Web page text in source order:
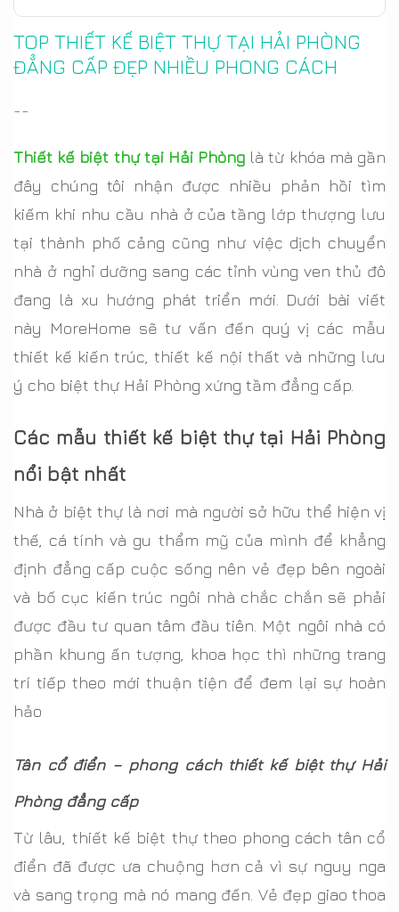
TOP THIẾT KẾ BIỆT THỰ TẠI HẢI PHÒNG
ĐẲNG CẤP ĐẸP NHIỀU PHONG CÁCH
--
Thiết kế biệt thự tại Hải Phòng là từ khóa mà gần
đây chúng tôi nhận được nhiều phản hồi tìm
kiếm khi nhu cầu nhà ở của tầng lớp thượng lưu
tại thành phố cảng cũng như việc dịch chuyển
nhà ở nghỉ dưỡng sang các tỉnh vùng ven thủ đô
đang là xu hướng phát triển mới. Dưới bài viết
này MoreHome sẽ tư vấn đến quý vị các mẫu
thiết kế kiến trúc, thiết kế nội thất và những lưu
ý cho biệt thự Hải Phòng xứng tầm đẳng cấp.
Các mẫu thiết kế biệt thự tại Hải Phòng
nổi bật nhất
Nhà ở biệt thự là nơi mà người sở hữu thể hiện vị
thế, cá tính và gu thẩm mỹ của mình để khẳng
định đẳng cấp cuộc sống nên vẻ đẹp bên ngoài
và bố cục kiến trúc ngôi nhà chắc chắn sẽ phải
được đầu tư quan tâm đầu tiên. Một ngôi nhà có
phần khung ấn tượng, khoa học thì những trang
trí tiếp theo mới thuận tiện để đem lại sự hoàn
hảo
Tân cổ điển – phong cách thiết kế biệt thự Hải
Phòng đẳng cấp
Từ lâu, thiết kế biệt thự theo phong cách tân cổ
điển đã được ưa chuộng hơn cả vì sự nguy nga
và sang trọng mà nó mang đến. Vẻ đẹp giao thoa